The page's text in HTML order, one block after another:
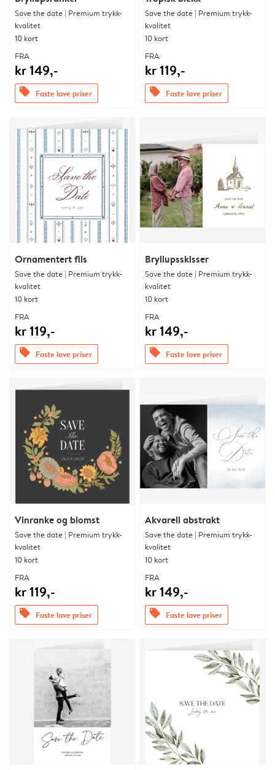
Save the date | Premium trykk-
kvalitet
10 kort
FRA
kr 149,-
offers Faste lave priser
Save the date | Premium trykk-
kvalitet
10 kort
FRA
kr 119,-
offers Faste lave priser
Ornamentert flis
Save the date | Premium trykk-
kvalitet
10 kort
FRA
kr 119,-
offers Faste lave priser
Bryllupsskisser
Save the date | Premium trykk-
kvalitet
10 kort
FRA
kr 149,-
offers Faste lave priser
Vinranke og blomst
Save the date | Premium trykk-
kvalitet
10 kort
FRA
kr 119,-
offers Faste lave priser
Akvarell abstrakt
Save the date | Premium trykk-
kvalitet
10 kort
FRA
kr 149,-
offers Faste lave priser